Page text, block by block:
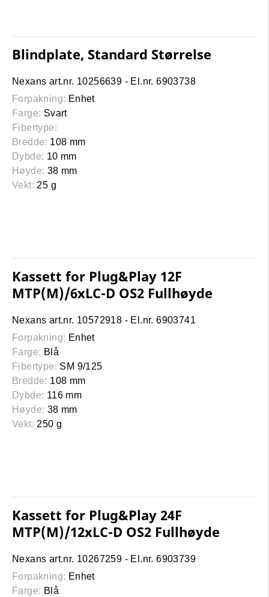
Blindplate, Standard Størrelse
Nexans art.nr. 10256639 - El.nr. 6903738
Forpakning: Enhet
Farge: Svart
Fibertype:
Bredde: 108 mm
Dybde: 10 mm
Høyde: 38 mm
Vekt: 25 g
Kassett for Plug&Play 12F
MTP(M)/6xLC-D OS2 Fullhøyde
Nexans art.nr. 10572918 - El.nr. 6903741
Forpakning: Enhet
Farge: Blå
Fibertype: SM 9/125
Bredde: 108 mm
Dybde: 116 mm
Høyde: 38 mm
Vekt: 250 g
Kassett for Plug&Play 24F
MTP(M)/12xLC-D OS2 Fullhøyde
Nexans art.nr. 10267259 - El.nr. 6903739
Forpakning: Enhet
Farge: Blå